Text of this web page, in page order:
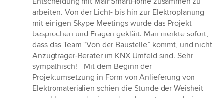
arbeiten. Von der Licht- bis hin zur Elektroplanung
mit einigen Skype Meetings wurde das Projekt
besprochen und Fragen geklärt. Man merkte sofort,
dass das Team “Von der Baustelle” kommt, und nicht
Anzugträger-Berater im KNX Umfeld sind. Sehr
sympathisch! Mit dem Beginn der
Projektumsetzung in Form von Anlieferung von
Elektromaterialien schien die Stunde der Weisheit